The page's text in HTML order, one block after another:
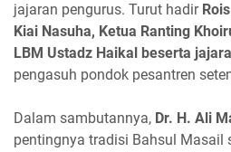
jajaran pengurus. Turut hadir
Kiai Nasuha, Ketua Ranting
LBM Ustadz Haikal beserta
pengasuh pondok pesantren
Dalam sambutannya, Dr. H. Ali
pentingnya tradisi Bahsul Masail